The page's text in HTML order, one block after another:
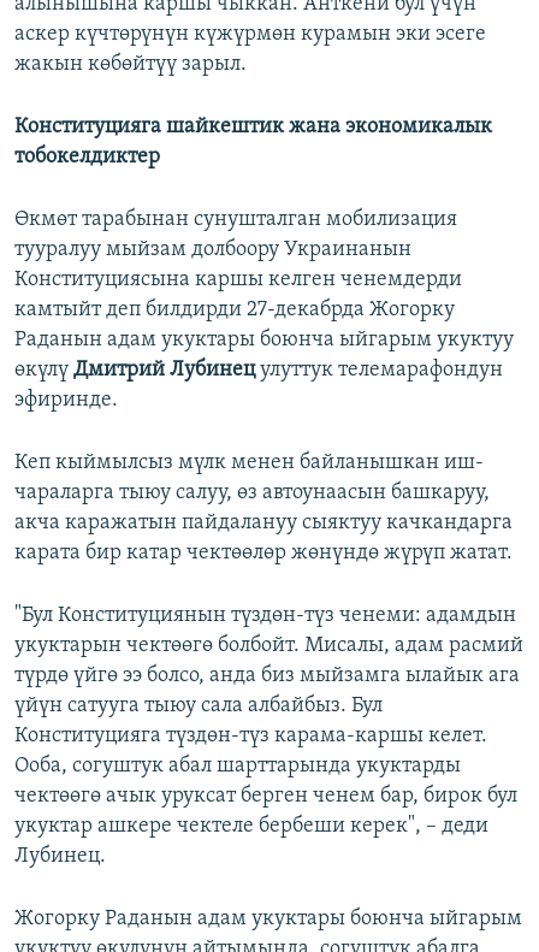
алынышына каршы чыккан. Анткени бул үчүн
аскер күчтөрүнүн күжүрмөн курамын эки эсеге
жакын көбөйтүү зарыл.
Конституцияга шайкештик жана экономикалык
тобокелдиктер
Өкмөт тарабынан сунушталган мобилизация
тууралуу мыйзам долбоору Украинанын
Конституциясына каршы келген ченемдерди
камтыйт деп билдирди 27-декабрда Жогорку
Раданын адам укуктары боюнча ыйгарым укуктуу
өкүлү Дмитрий Лубинецулуттук телемарафондун
эфиринде.
Кеп кыймылсыз мүлк менен байланышкан иш-
чараларга тыюу салуу, өз автоунаасын башкаруу,
акча каражатын пайдалануу сыяктуу качкандарга
карата бир катар чектөөлөр жөнүндө жүрүп жатат.
"Бул Конституциянын түздөн-түз ченеми: адамдын
укуктарын чектөөгө болбойт. Мисалы, адам расмий
түрдө үйгө ээ болсо, анда биз мыйзамга ылайык ага
үйүн сатууга тыюу сала албайбыз. Бул
Конституцияга түздөн-түз карама-каршы келет.
Ооба, согуштук абал шарттарында укуктарды
чектөөгө ачык уруксат берген ченем бар, бирок бул
укуктар ашкере чектеле бербеши керек", – деди
Лубинец.
Жогорку Раданын адам укуктары боюнча ыйгарым